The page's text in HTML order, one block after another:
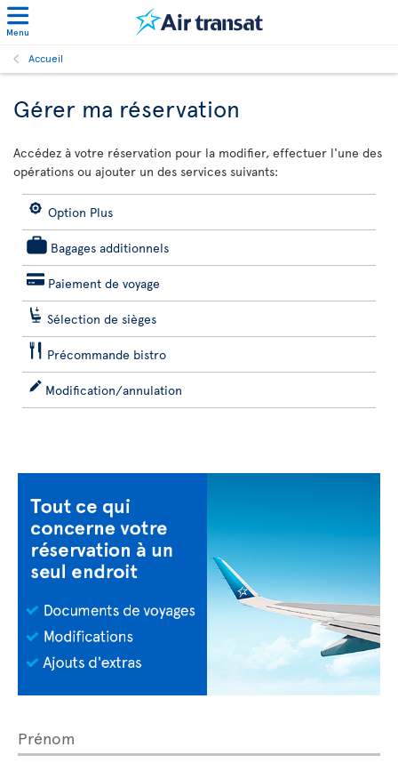
Menu
Accueil
Gérer ma réservation
Accédez à votre réservation pour la modifier, effectuer l'une des
opérations ou ajouter un des services suivants:
Option Plus
Bagages additionnels
Paiement de voyage
Sélection de sièges
Précommande bistro
Modification/annulation
Prénom